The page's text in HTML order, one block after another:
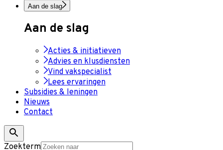
Aan de slag
Aan de slag
Acties & initiatieven
Advies en klusdiensten
Vind vakspecialist
Lees ervaringen
Subsidies & leningen
Nieuws
Contact
Zoekterm